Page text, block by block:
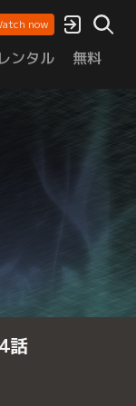
now
レンタル 無料
話